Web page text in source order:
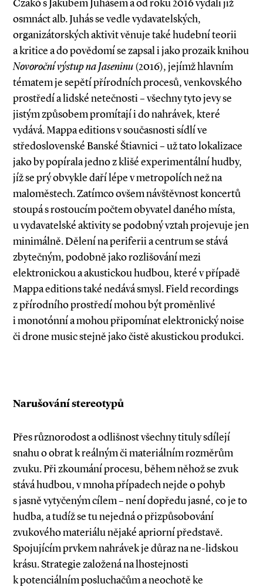
Czakó s Jakubem Juhásem a od roku 2016 vydali již
osmnáct alb. Juhás se vedle vydavatelských,
organizátorských aktivit věnuje také hudební teorii
a kritice a do povědomí se zapsal i jako prozaik knihou
Novoroční výstup na Jaseninu(2016), jejímž hlavním
tématem je sepětí přírodních procesů, venkovského
prostředí a lidské netečnosti – všechny tyto jevy se
jistým způsobem promítají i do nahrávek, které
vydává. Mappa editions v současnosti sídlí ve
středoslovenské Banské Štiavnici – už tato lokalizace
jako by popírala jedno z klišé experimentální hudby,
jíž se prý obvykle daří lépe v metropolích než na
maloměstech. Zatímco ovšem návštěvnost koncertů
stoupá s rostoucím počtem obyvatel daného místa,
u vydavatelské aktivity se podobný vztah projevuje jen
minimálně. Dělení na periferii a centrum se stává
zbytečným, podobně jako rozlišování mezi
elektronickou a akustickou hudbou, které v případě
Mappa editions také nedává ­smysl. Field recordings
z přírodního prostředí mohou být proměnlivé
i monotónní a mohou připomínat elektronický noise
či drone music stejně jako čistě akustickou produkci.
Narušování stereotypů
Přes různorodost a odlišnost všechny tituly sdílejí
snahu o obrat k reálným či materiálním rozměrům
zvuku. Při zkoumání procesu, během něhož se zvuk
stává hudbou, v mnoha případech nejde o pohyb
s jasně vytyčeným cílem – není dopředu jasné, co je to
hudba, a tudíž se tu nejedná o přizpůsobování
zvukového materiálu nějaké apriorní představě.
Spojujícím prvkem nahrávek je důraz na ne­-lidskou
krásu. Strategie založená na lhostejnosti
k potenciálním posluchačům a ne­­ochotě ke